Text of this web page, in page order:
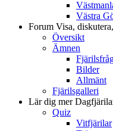
Västra
Forum Visa,
Översikt
Ämnen
Bilder
Allmänt
Fjärilsgalleri
Lär dig mer
Quiz
Vitfjärilar